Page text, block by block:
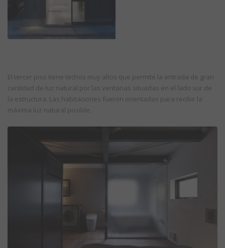
El tercer piso tiene techos muy altos que permite la entrada de gran
cantidad de luz natural por las ventanas situadas en el lado sur de
la estructura. Las habitaciones fueron orientadas para recibir la
máxima luz natural posible.